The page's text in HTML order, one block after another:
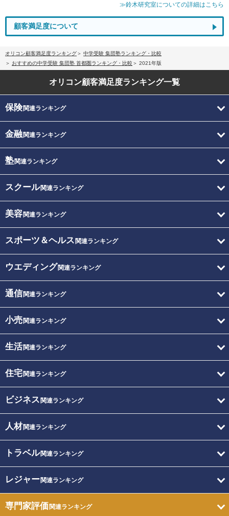
≫鈴木研究室についての詳細はこちら
顧客満足度について
オリコン顧客満足度ランキング
中学受験 集団塾ランキング・比較
おすすめの中学受験 集団塾 首都圏ランキング・比較
2021年版
オリコン顧客満足度ランキング一覧
保険関連ランキング
金融関連ランキング
塾関連ランキング
スクール関連ランキング
美容関連ランキング
スポーツ＆ヘルス 関連ランキング
ウエディング関連ランキング
通信関連ランキング
小売関連ランキング
生活関連ランキング
住宅関連ランキング
ビジネス 関連ランキング
人材関連ランキング
トラベル関連ランキング
レジャー関連ランキング
専門家評価関連ランキング